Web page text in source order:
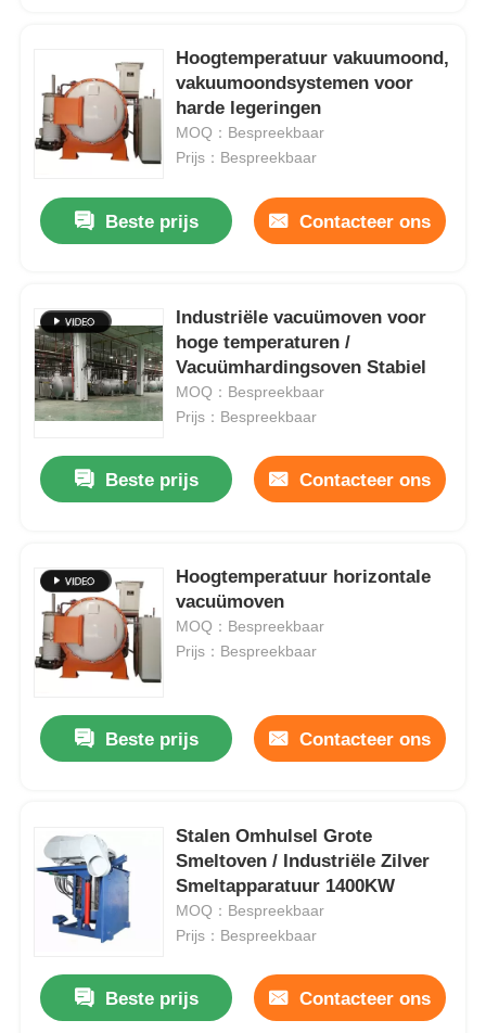
Huis
Producten
Ongeveer ons
Fabrieksreis
Kwaliteitscontrole
Nieuws
Verzoek om een Citaat
Hoogtemperatuur vakuumoond,
vakuumoondsystemen voor
harde legeringen
MOQ：Bespreekbaar
Prijs：Bespreekbaar
Beste prijs Contacteer ons
Industriële vacuümoven voor
hoge temperaturen /
Vacuümhardingsoven Stabiel
MOQ：Bespreekbaar
Prijs：Bespreekbaar
Beste prijs Contacteer ons
Hoogtemperatuur horizontale
vacuümoven
MOQ：Bespreekbaar
Prijs：Bespreekbaar
Beste prijs Contacteer ons
Stalen Omhulsel Grote
Smeltoven / Industriële Zilver
Smeltapparatuur 1400KW
MOQ：Bespreekbaar
Prijs：Bespreekbaar
Beste prijs Contacteer ons